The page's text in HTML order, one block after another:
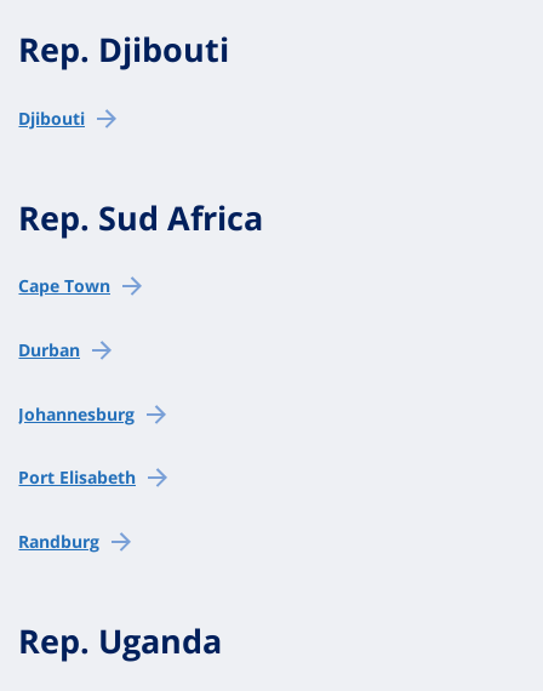
Rep. Djibouti
Djibouti
Rep. Sud Africa
Cape Town
Durban
Johannesburg
Port Elisabeth
Randburg
Rep. Uganda